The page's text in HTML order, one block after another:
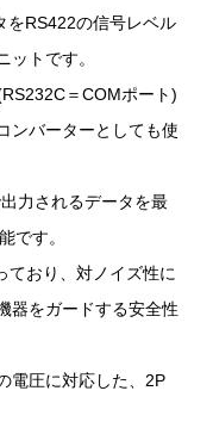
をRS422の信号レベル
ットです。
＝COMポート)
ンバーターとしても使
力されるデータを最
です。
ており、対ノイズ性に
器をガードする安全性
電圧に対応した、2P